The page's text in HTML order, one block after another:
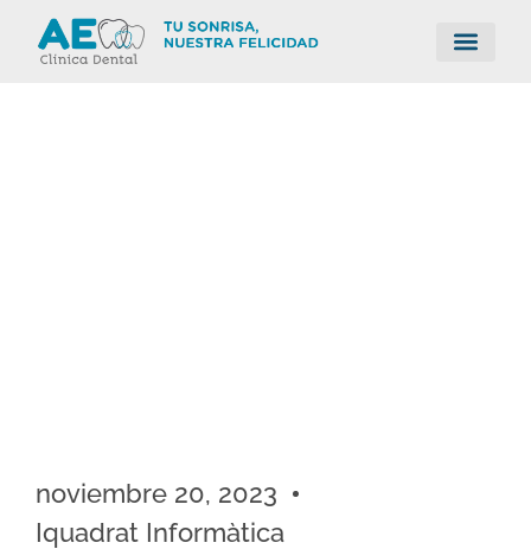
noviembre 20, 2023
Iquadrat Informàtica